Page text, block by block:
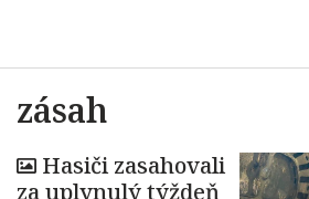
zásah
Hasiči zasahovali
za uplynulý týždeň